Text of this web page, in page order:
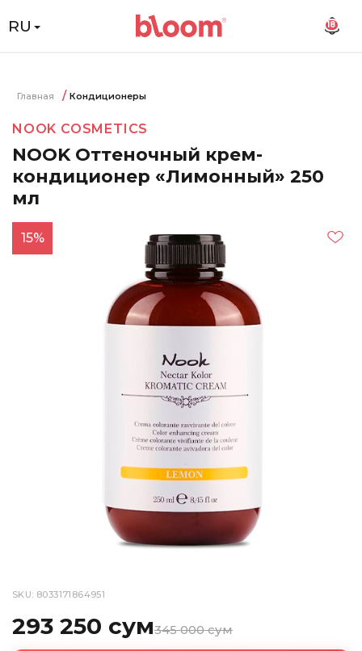
RU 18
Главная Кондиционеры
NOOK COSMETICS
NOOK Оттеночный крем-
кондиционер «Лимонный» 250
мл
15%
SKU: 8033171864951
293 250 сум345 000 сум